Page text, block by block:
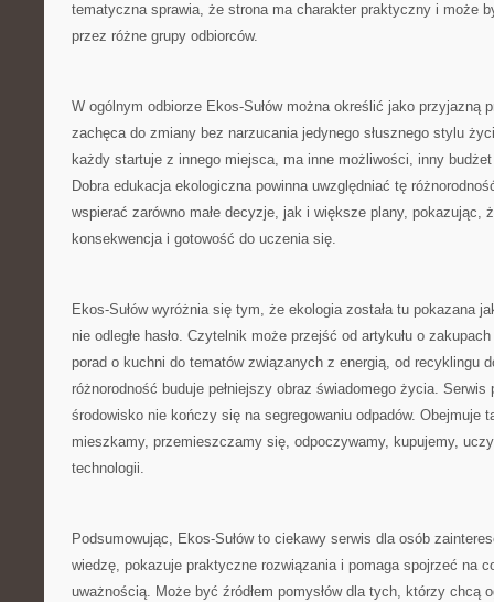
tematyczna sprawia, że strona ma charakter praktyczny i może
przez różne grupy odbiorców.
W ogólnym odbiorze Ekos-Sułów można określić jako przyjazną
zachęca do zmiany bez narzucania jedynego słusznego stylu
każdy startuje z innego miejsca, ma inne możliwości, inny
Dobra edukacja ekologiczna powinna uwzględniać tę
wspierać zarówno małe decyzje, jak i większe plany, pokazując,
konsekwencja i gotowość do uczenia się.
Ekos-Sułów wyróżnia się tym, że ekologia została tu pokazana
nie odległe hasło. Czytelnik może przejść od artykułu o
porad o kuchni do tematów związanych z energią, od recyklingu
różnorodność buduje pełniejszy obraz świadomego życia.
środowisko nie kończy się na segregowaniu odpadów. Obejmuje
mieszkamy, przemieszczamy się, odpoczywamy, kupujemy,
technologii.
Podsumowując, Ekos-Sułów to ciekawy serwis dla osób
wiedzę, pokazuje praktyczne rozwiązania i pomaga spojrzeć na
uważnością. Może być źródłem pomysłów dla tych, którzy chcą